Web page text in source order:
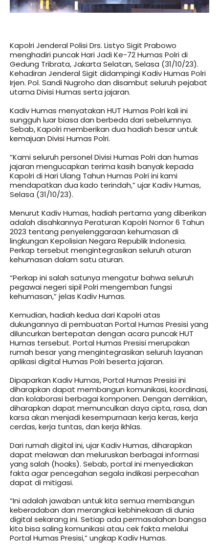
Kapolri Jenderal Polisi Drs. Listyo Sigit Prabowo
menghadiri puncak Hari Jadi Ke-72 Humas Polri di
Gedung Tribrata, Jakarta Selatan, Selasa (31/10/23).
Kehadiran Jenderal Sigit didampingi Kadiv Humas Polri
Irjen. Pol. Sandi Nugroho dan disambut seluruh pejabat
utama Divisi Humas serta jajaran.
Kadiv Humas menyatakan HUT Humas Polri kali ini
sungguh luar biasa dan berbeda dari sebelumnya.
Sebab, Kapolri memberikan dua hadiah besar untuk
kemajuan Divisi Humas Polri.
“Kami seluruh personel Divisi Humas Polri dan humas
jajaran mengucapkan terima kasih banyak kepada
Kapolri di Hari Ulang Tahun Humas Polri ini kami
mendapatkan dua kado terindah,” ujar Kadiv Humas,
Selasa (31/10/23).
Menurut Kadiv Humas, hadiah pertama yang diberikan
adalah disahkannya Peraturan Kapolri Nomor 6 Tahun
2023 tentang penyelenggaraan kehumasan di
lingkungan Kepolisian Negara Republik Indonesia.
Perkap tersebut mengintegrasikan seluruh aturan
kehumasan dalam satu aturan.
“Perkap ini salah satunya mengatur bahwa seluruh
pegawai negeri sipil Polri mengemban fungsi
kehumasan,” jelas Kadiv Humas.
Kemudian, hadiah kedua dari Kapolri atas
dukungannya di pembuatan Portal Humas Presisi yang
diluncurkan bertepatan dengan acara puncak HUT
Humas tersebut. Portal Humas Presisi merupakan
rumah besar yang mengintegrasikan seluruh layanan
aplikasi digital Humas Polri beserta jajaran.
Dipaparkan Kadiv Humas, Portal Humas Presisi ini
diharapkan dapat membangun komunikasi, koordinasi,
dan kolaborasi berbagai komponen. Dengan demikian,
diharapkan dapat memunculkan daya cipta, rasa, dan
karsa akan menjadi kesempurnaan kerja keras, kerja
cerdas, kerja tuntas, dan kerja ikhlas.
Dari rumah digital ini, ujar Kadiv Humas, diharapkan
dapat melawan dan meluruskan berbagai informasi
yang salah (hoaks). Sebab, portal ini menyediakan
fakta agar pencegahan segala indikasi perpecahan
dapat di mitigasi.
“Ini adalah jawaban untuk kita semua membangun
keberadaban dan merangkai kebhinekaan di dunia
digital sekarang ini. Setiap ada permasalahan bangsa
kita bisa saling komunikasi atau cek fakta melalui
Portal Humas Presisi,” ungkap Kadiv Humas.